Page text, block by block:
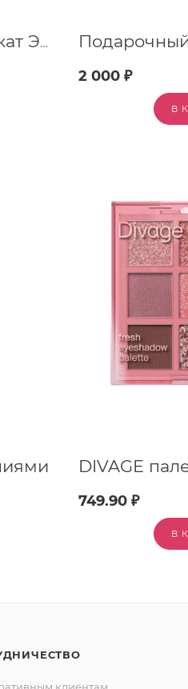
Подарочный сертификат Эльсити, номинал 1500 рублей !
2 000 ₽
В
749.90 ₽
В